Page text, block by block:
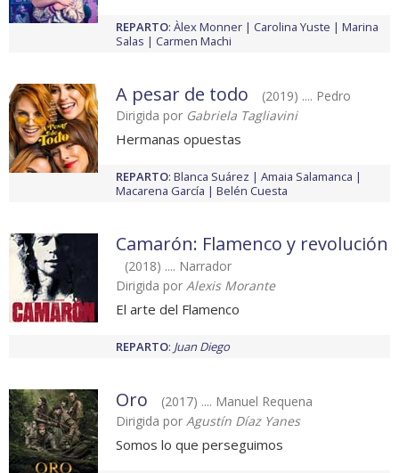
REPARTO: Àlex Monner Carolina Yuste
Marina
Salas
Carmen Machi
A pesar de todo
(2019) .... Pedro
Dirigida por Gabriela Tagliavini
Hermanas opuestas
REPARTO: Blanca Suárez
Amaia Salamanca
Macarena García
Belén Cuesta
Camarón: Flamenco y revolución
(2018) .... Narrador
Dirigida por Alexis Morante
El arte del Flamenco
REPARTO: Juan Diego
Oro
(2017) .... Manuel Requena
Dirigida por Agustín Díaz Yanes
Somos lo que perseguimos